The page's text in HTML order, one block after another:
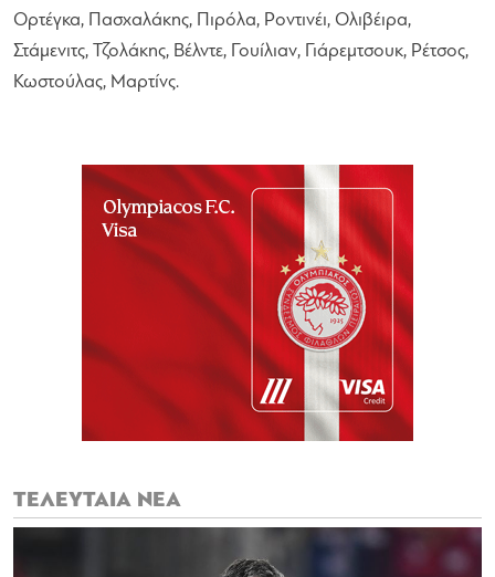
Ορτέγκα, Πασχαλάκης, Πιρόλα, Ροντινέι, Ολιβέιρα,
Στάμενιτς, Τζολάκης, Βέλντε, Γουίλιαν, Γιάρεμτσουκ, Ρέτσος,
Κωστούλας, Μαρτίνς.
ΤΕΛΕΥΤΑΙΑ ΝΕΑ